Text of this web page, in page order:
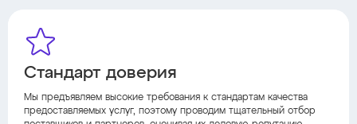
Стандарт доверия
Мы предъявляем высокие требования к стандартам качества
предоставляемых услуг, поэтому проводим тщательный отбор